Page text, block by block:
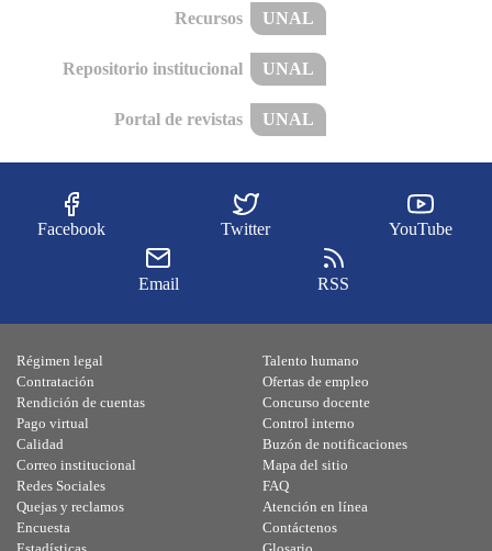
Recursos UNAL
Repositorio institucional UNAL
Portal de revistas UNAL
Facebook Twitter YouTube
Email RSS
Régimen legal
Contratación
Rendición de cuentas
Pago virtual
Calidad
Talento humano
Ofertas de empleo
Concurso docente
Control interno
Buzón de notificaciones
Correo institucional
Redes Sociales
Quejas y reclamos
Encuesta
Mapa del sitio
FAQ
Atención en línea
Contáctenos